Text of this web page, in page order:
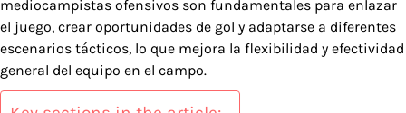
mediocampistas ofensivos son fundamentales para enlazar
el juego, crear oportunidades de gol y adaptarse a diferentes
escenarios tácticos, lo que mejora la flexibilidad y efectividad
general del equipo en el campo.